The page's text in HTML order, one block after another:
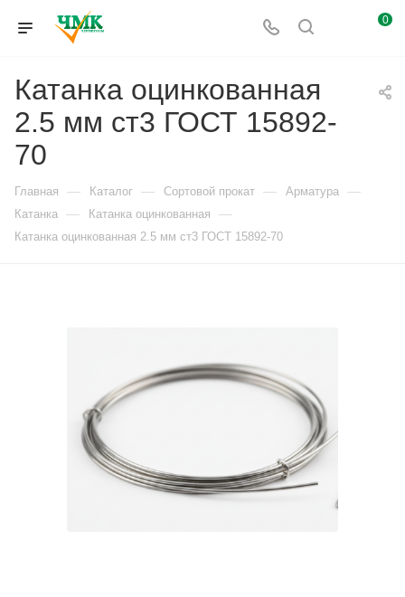
0
Катанка оцинкованная
2.5 мм ст3 ГОСТ 15892-
70
Главная — Каталог — Сортовой прокат — Арматура —
Катанка — Катанка оцинкованная —
Катанка оцинкованная 2.5 мм ст3 ГОСТ 15892-70